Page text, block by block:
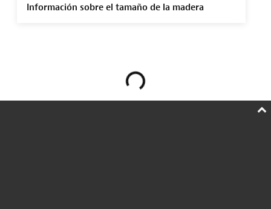
Información sobre el tamaño de la madera